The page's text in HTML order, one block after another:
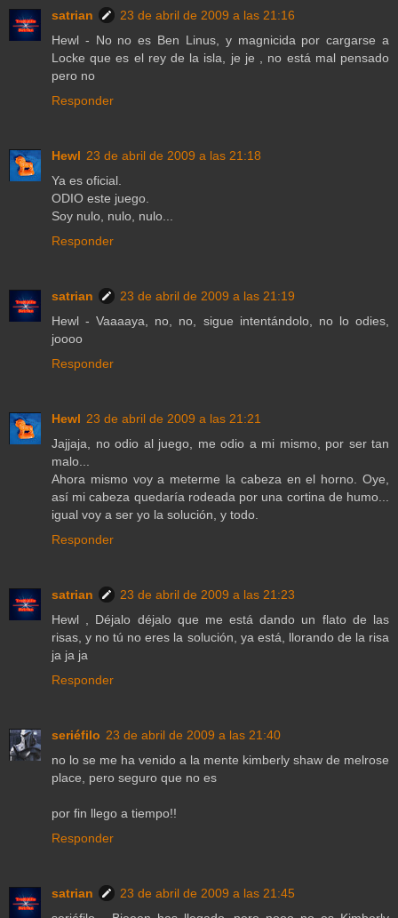
satrian
23 de abril de 2009 a las 21:16
Hewl - No no es Ben Linus, y magnicida por cargarse a
Locke que es el rey de la isla, je je , no está mal pensado
pero no
Responder
Hewl 23 de abril de 2009 a las 21:18
Ya es oficial.
ODIO este juego.
Soy nulo, nulo, nulo...
Responder
satrian
23 de abril de 2009 a las 21:19
Hewl - Vaaaaya, no, no, sigue intentándolo, no lo odies,
joooo
Responder
Hewl 23 de abril de 2009 a las 21:21
Jajjaja, no odio al juego, me odio a mi mismo, por ser tan
malo...
Ahora mismo voy a meterme la cabeza en el horno. Oye,
así mi cabeza quedaría rodeada por una cortina de humo...
igual voy a ser yo la solución, y todo.
Responder
satrian
23 de abril de 2009 a las 21:23
Hewl , Déjalo déjalo que me está dando un flato de las
risas, y no tú no eres la solución, ya está, llorando de la risa
ja ja ja
Responder
seriéfilo 23 de abril de 2009 a las 21:40
no lo se me ha venido a la mente kimberly shaw de melrose
place, pero seguro que no es
por fin llego a tiempo!!
Responder
satrian
23 de abril de 2009 a las 21:45